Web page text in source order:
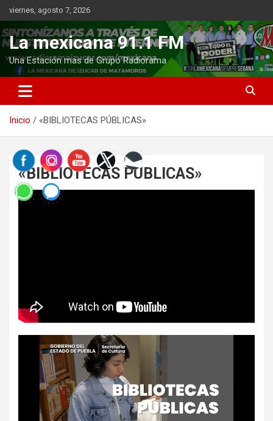
Saltar
al
contenido
viernes, agosto 7, 2026
La mexicana 91.1 FM
Una Estación mas de Grupo Radiorama
Inicio «BIBLIOTECAS PÚBLICAS»
«BIBLIOTECAS PÚBLICAS»